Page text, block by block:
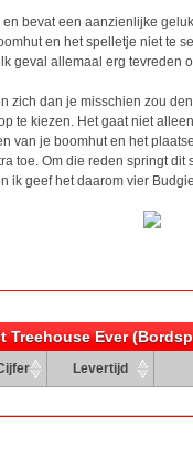
bevat een aanzienlijke
en het spelletje niet te
geval allemaal erg tevreden
zich dan je misschien zou
te kiezen. Het gaat niet
van je boomhut en het
toe. Om die reden springt
ik geef het daarom vier
Treehouse Ever
Levertijd